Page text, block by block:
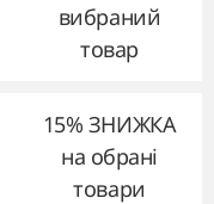
вибраний
товар
15% ЗНИЖКА
на обрані
товари